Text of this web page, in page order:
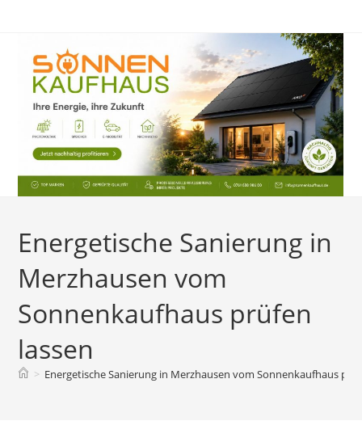
Energetische Sanierung in
Merzhausen vom
Sonnenkaufhaus prüfen
lassen
> Energetische Sanierung in Merzhausen vom Sonnenkaufhaus